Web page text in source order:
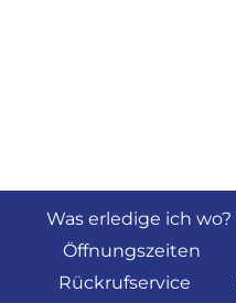
Was erledige ich wo?
Öffnungszeiten
Rückrufservice